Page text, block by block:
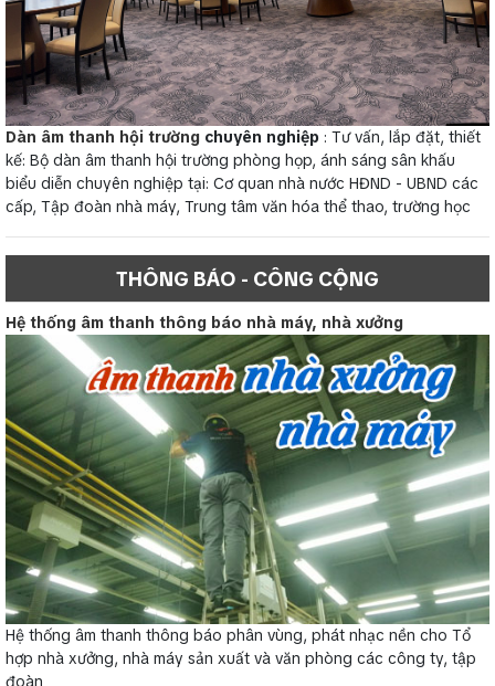
Dàn âm thanh hội trường chuyên nghiệp : Tư vấn, lắp đặt, thiết
kế: Bộ dàn âm thanh hội trường phòng họp, ánh sáng sân khấu
biểu diễn chuyên nghiệp tại: Cơ quan nhà nước HĐND - UBND các
cấp, Tập đoàn nhà máy, Trung tâm văn hóa thể thao, trường học
THÔNG BÁO - CÔNG CỘNG
Hệ thống âm thanh thông báo nhà máy, nhà xưởng
Hệ thống âm thanh thông báo phân vùng, phát nhạc nền cho Tổ
hợp nhà xưởng, nhà máy sản xuất và văn phòng các công ty, tập